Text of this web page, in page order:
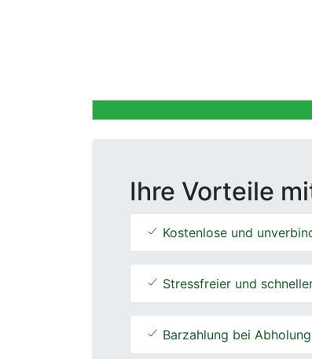
Ihre Vorteile
Kostenlose und
Stressfreier und
Barzahlung bei